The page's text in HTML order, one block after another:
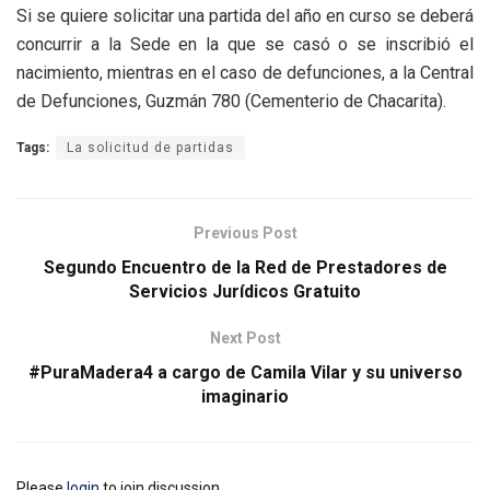
Si se quiere solicitar una partida del año en curso se deberá
concurrir a la Sede en la que se casó o se inscribió el
nacimiento, mientras en el caso de defunciones, a la Central
de Defunciones, Guzmán 780 (Cementerio de Chacarita).
Tags: La solicitud de partidas
Previous Post
Segundo Encuentro de la Red de Prestadores de
Servicios Jurídicos Gratuito
Next Post
#PuraMadera4 a cargo de Camila Vilar y su universo
imaginario